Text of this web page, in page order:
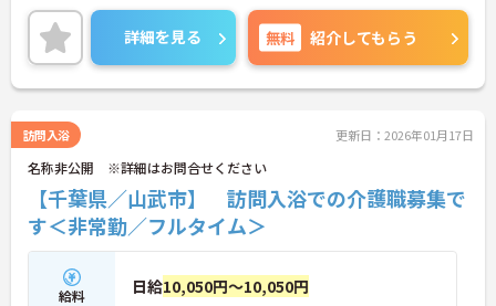
詳細を見る 無料 紹介してもらう
訪問入浴 更新日：2026年01月17日
名称非公開 ※詳細はお問合せください
【千葉県／山武市】 訪問入浴での介護職募集で
す＜非常勤／フルタイム＞
給料 日給10,050円～10,050円